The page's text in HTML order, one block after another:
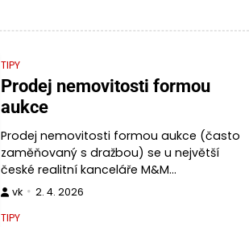
TIPY
Prodej nemovitosti formou
aukce
Prodej nemovitosti formou aukce (často
zaměňovaný s dražbou) se u největší
české realitní kanceláře M&M…
vk
2. 4. 2026
TIPY